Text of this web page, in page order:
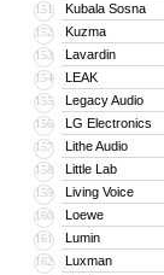
151 Kubala Sosna
152 Kuzma
153 Lavardin
154 LEAK
155 Legacy Audio
156 LG Electronics
157 Lithe Audio
158 Little Lab
159 Living Voice
160 Loewe
161 Lumin
162 Luxman